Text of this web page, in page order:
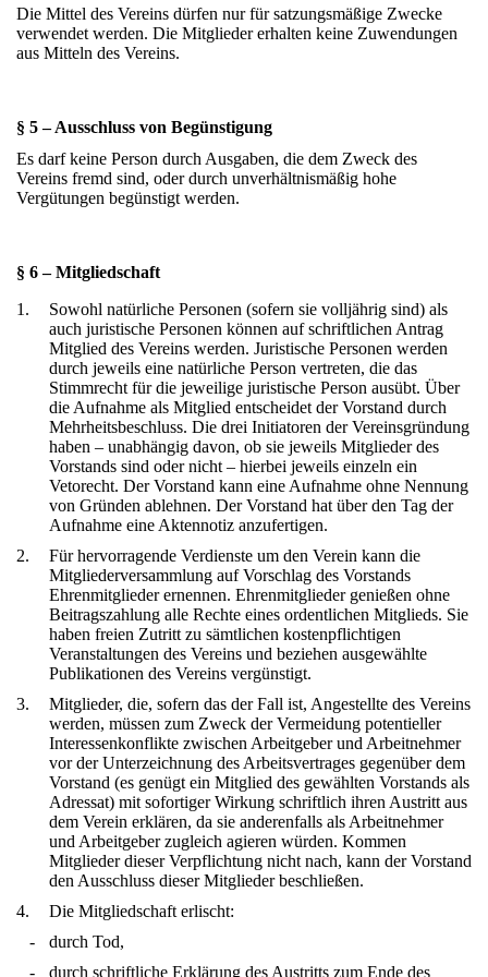
Die Mittel des Vereins dürfen nur für satzungsmäßige Zwecke
verwendet werden. Die Mitglieder erhalten keine Zuwendungen
aus Mitteln des Vereins.
§ 5 – Ausschluss von Begünstigung
Es darf keine Person durch Ausgaben, die dem Zweck des
Vereins fremd sind, oder durch unverhältnismäßig hohe
Vergütungen begünstigt werden.
§ 6 – Mitgliedschaft
1.
Sowohl natürliche Personen (sofern sie volljährig sind) als
auch juristische Personen können auf schriftlichen Antrag
Mitglied des Vereins werden. Juristische Personen werden
durch jeweils eine natürliche Person vertreten, die das
Stimmrecht für die jeweilige juristische Person ausübt. Über
die Aufnahme als Mitglied entscheidet der Vorstand durch
Mehrheitsbeschluss. Die drei Initiatoren der Vereinsgründung
haben – unabhängig davon, ob sie jeweils Mitglieder des
Vorstands sind oder nicht – hierbei jeweils einzeln ein
Vetorecht. Der Vorstand kann eine Aufnahme ohne Nennung
von Gründen ablehnen. Der Vorstand hat über den Tag der
Aufnahme eine Aktennotiz anzufertigen.
2.
Für hervorragende Verdienste um den Verein kann die
Mitgliederversammlung auf Vorschlag des Vorstands
Ehrenmitglieder ernennen. Ehrenmitglieder genießen ohne
Beitragszahlung alle Rechte eines ordentlichen Mitglieds. Sie
haben freien Zutritt zu sämtlichen kostenpflichtigen
Veranstaltungen des Vereins und beziehen ausgewählte
Publikationen des Vereins vergünstigt.
3.
Mitglieder, die, sofern das der Fall ist, Angestellte des Vereins
werden, müssen zum Zweck der Vermeidung potentieller
Interessenkonflikte zwischen Arbeitgeber und Arbeitnehmer
vor der Unterzeichnung des Arbeitsvertrages gegenüber dem
Vorstand (es genügt ein Mitglied des gewählten Vorstands als
Adressat) mit sofortiger Wirkung schriftlich ihren Austritt aus
dem Verein erklären, da sie anderenfalls als Arbeitnehmer
und Arbeitgeber zugleich agieren würden. Kommen
Mitglieder dieser Verpflichtung nicht nach, kann der Vorstand
den Ausschluss dieser Mitglieder beschließen.
4.
Die Mitgliedschaft erlischt:
-
durch Tod,
-
durch schriftliche Erklärung des Austritts zum Ende des